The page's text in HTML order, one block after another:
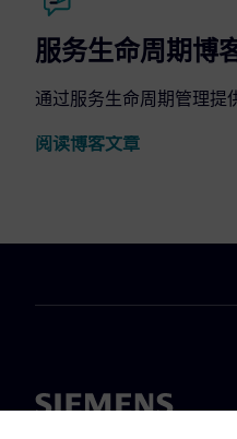
服务生命周期博
通过服务生命周期管理提
阅读博客文章